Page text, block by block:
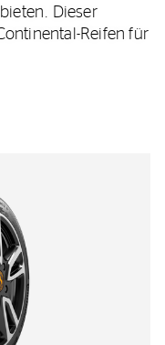
Dieser
Reifen für